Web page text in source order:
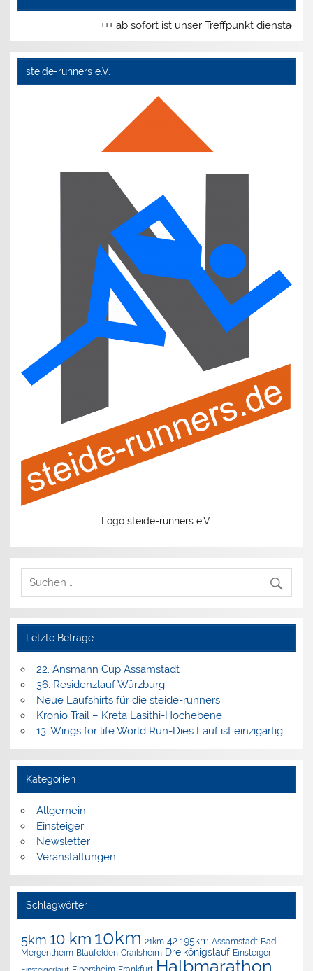
+++ ab sofort ist unser Treffpunkt dienstags
steide-runners e.V.
Logo steide-runners e.V.
Letzte Beträge
22. Ansmann Cup Assamstadt
36. Residenzlauf Würzburg
Neue Laufshirts für die steide-runners
Kronio Trail – Kreta Lasithi-Hochebene
13. Wings for life World Run-Dies Lauf ist einzigartig
Kategorien
Allgemein
Einsteiger
Newsletter
Veranstaltungen
Schlagwörter
5km 10 km 10km 21km 42.195km Assamstadt Bad
Mergentheim Blaufelden Crailsheim Dreikönigslauf Einsteiger
Halbmarathon